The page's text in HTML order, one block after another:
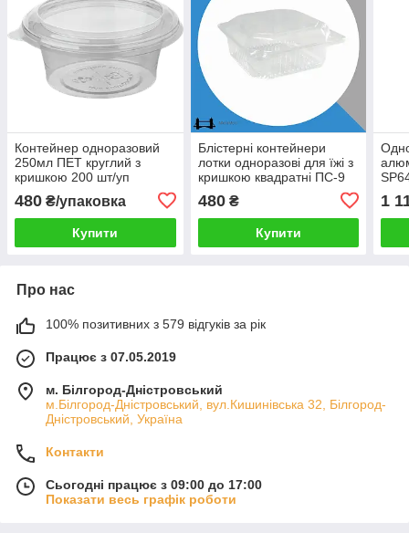
Контейнер одноразовий
250мл ПЕТ круглий з
кришкою 200 шт/уп
480 ₴/упаковка
Купити
Блістерні контейнери
лотки одноразові для їжі з
кришкою квадратні ПС-9
480₴
Купити
1
Про нас
100% позитивних з 579 відгуків за рік
Працює з 07.05.2019
м. Білгород-Дністровський
м.Білгород-Дністровський, вул.Кишинівська 32, Білгород-
Дністровський, Україна
Контакти
Сьогодні працює з 09:00 до 17:00
Показати весь графік роботи